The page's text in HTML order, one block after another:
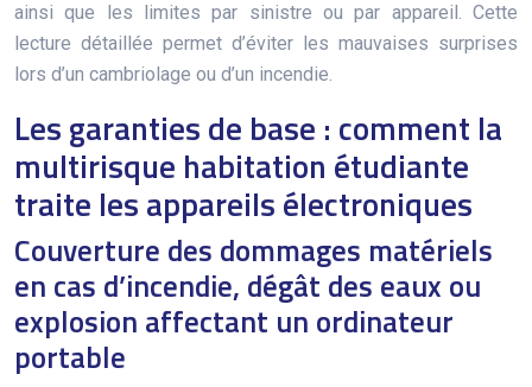
ainsi que les limites par sinistre ou par appareil. Cette
lecture détaillée permet d’éviter les mauvaises surprises
lors d’un cambriolage ou d’un incendie.
Les garanties de base : comment la
multirisque habitation étudiante
traite les appareils électroniques
Couverture des dommages matériels
en cas d’incendie, dégât des eaux ou
explosion affectant un ordinateur
portable